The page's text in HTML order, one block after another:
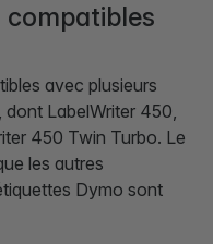
compatibles
avec plusieurs
dont LabelWriter 450,
450 Twin Turbo. Le
les autres
Dymo sont